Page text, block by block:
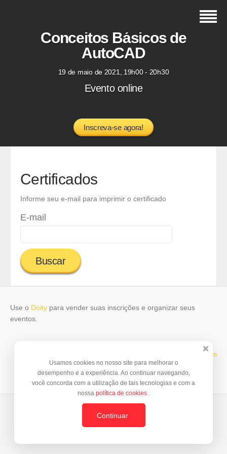
Conceitos Básicos de
AutoCAD
19 de maio de 2021, 19h00 - 20h30
Evento online
Inscreva-se agora!
Certificados
Informe seu e-mail para imprimir o certificado
E-mail
Use o Doity para vender suas inscrições e organizar seus
eventos.
© BrazilJS Foundation
Usamos cookies no nosso site para melhorar o
desempenho e a experiência. Ao continuar navegando,
você concorda com a utilização de tais tecnologias e com a
nossa política de cookies .
Continuar